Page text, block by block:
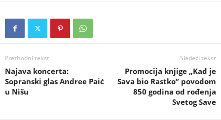
Prethodni tekst
Najava koncerta:
Sopranski glas Andree Paić
u Nišu
Sledeći tekst
Promocija knjige „Kad je
Sava bio Rastko” povodom
850 godina od rođenja
Svetog Save